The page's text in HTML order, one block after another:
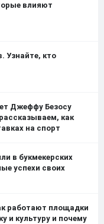
влияют
Узнайте, кто
Джеффу Безосу
как
на спорт
в букмекерских
успехи своих
работают площадки
и культуру и почему